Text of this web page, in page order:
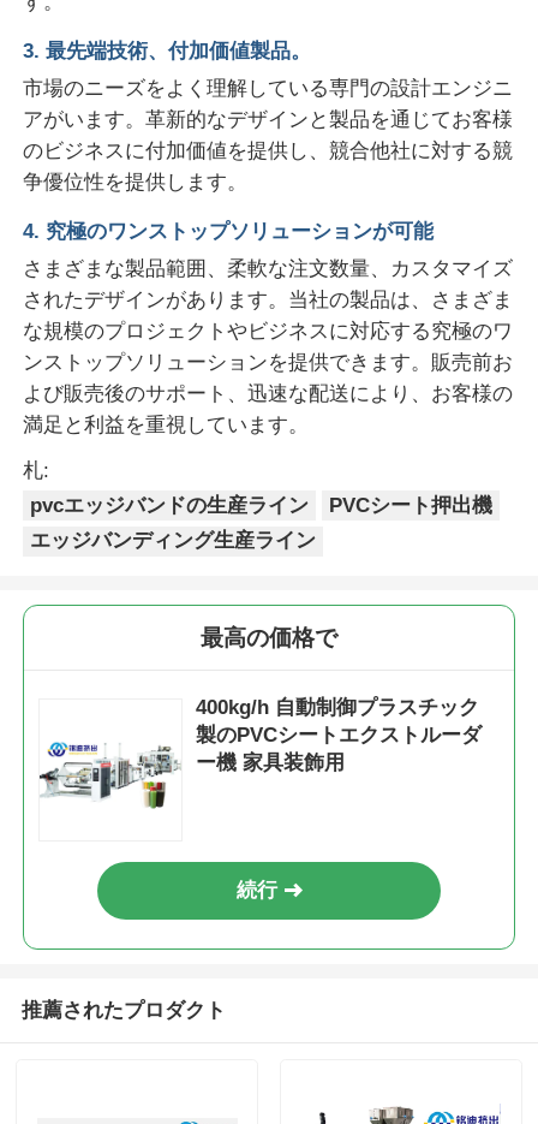
3. 最先端技術、付加価値製品。
市場のニーズをよく理解している専門の設計エンジニ
アがいます。革新的なデザインと製品を通じてお客様
のビジネスに付加価値を提供し、競合他社に対する競
争優位性を提供します。
4. 究極のワンストップソリューションが可能
さまざまな製品範囲、柔軟な注文数量、カスタマイズ
されたデザインがあります。当社の製品は、さまざま
な規模のプロジェクトやビジネスに対応する究極のワ
ンストップソリューションを提供できます。販売前お
よび販売後のサポート、迅速な配送により、お客様の
満足と利益を重視しています。
札:
pvcエッジバンドの生産ライン
PVCシート押出機
エッジバンディング生産ライン
最高の価格で
400kg/h 自動制御プラスチック
製のPVCシートエクストルーダ
ー機 家具装飾用
続行
推薦されたプロダクト